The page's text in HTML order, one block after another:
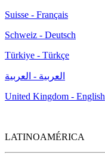
Suisse - Français
Schweiz - Deutsch
Türkiye - Türkçe
العربية - العربية
United Kingdom - English
LATINOAMÉRICA